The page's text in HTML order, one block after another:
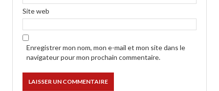
Site web
Enregistrer mon nom, mon e-mail et mon site dans le
navigateur pour mon prochain commentaire.